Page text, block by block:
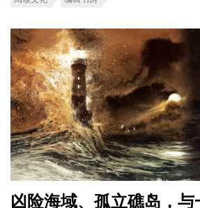
凶险海域、孤立礁岛，与